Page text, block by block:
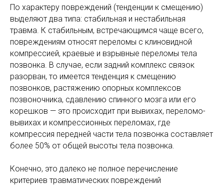
По характеру повреждений (тенденции к смещению)
выделяют два типа: стабильная и нестабильная
травма. К стабильным, встречающимся чаще всего,
повреждениям относят переломы с клиновидной
компрессией, краевые и взрывные переломы тела
позвонка. В случае, если задний комплекс связок
разорван, то имеется тенденция к смещению
позвонков, растяжению опорных комплексов
позвоночника, сдавлению спинного мозга или его
корешков — это происходит при вывихах, переломо-
вывихах и компрессионных переломах, где
компрессия передней части тела позвонка составляет
более 50% от общей высоты тела позвонка.
Конечно, это далеко не полное перечисление
критериев травматических повреждений